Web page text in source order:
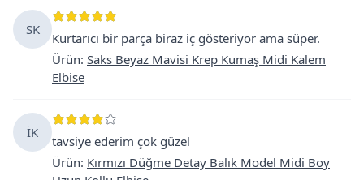
SK
Kurtarıcı bir parça biraz iç gösteriyor ama süper.
Ürün: Saks Beyaz Mavisi Krep Kumaş Midi Kalem
Elbise
İK
tavsiye ederim çok güzel
Ürün: Kırmızı Düğme Detay Balık Model Midi Boy